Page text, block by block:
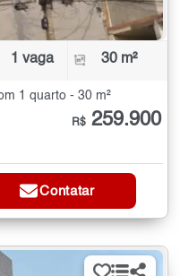
1 vaga 30 m²
1 quarto - 30 m²
R$ 259.900
Contatar